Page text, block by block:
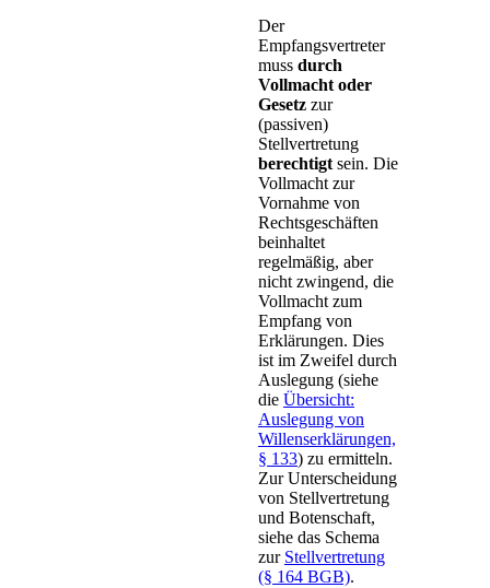
Der
Empfangsvertreter
muss durch
Vollmacht oder
Gesetz zur
(passiven)
Stellvertretung
berechtigtsein. Die
Vollmacht zur
Vornahme von
Rechtsgeschäften
beinhaltet
regelmäßig, aber
nicht zwingend, die
Vollmacht zum
Empfang von
Erklärungen. Dies
ist im Zweifel durch
Auslegung (siehe
die Übersicht:
Auslegung von
Willenserklärungen,
§ 133) zu ermitteln.
Zur Unterscheidung
von Stellvertretung
und Botenschaft,
siehe das Schema
zur Stellvertretung
(§ 164 BGB).